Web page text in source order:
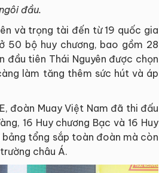
đầu.
và trọng tài đến từ 19 quốc gia
50 bộ huy chương, bao gồm 28
đầu tiên Thái Nguyên được chọn
làm tăng thêm sức hút và áp
đoàn Muay Việt Nam đã thi đấu
16 Huy chương Bạc và 16 Huy
tổng sắp toàn đoàn mà còn
châu Á.